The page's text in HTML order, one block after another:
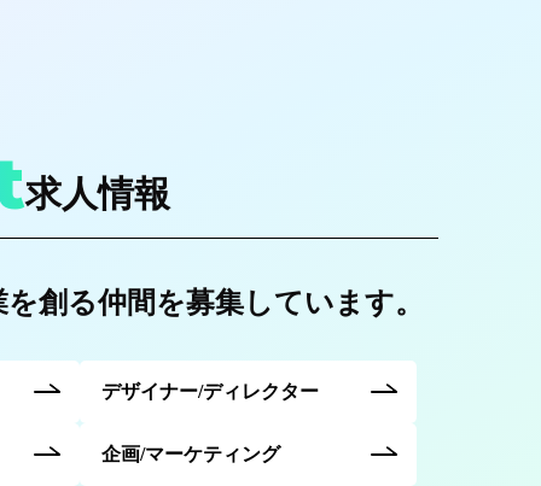
求人情報
を創る仲間を募集しています。
デザイナー/ディレクター
企画/マーケティング